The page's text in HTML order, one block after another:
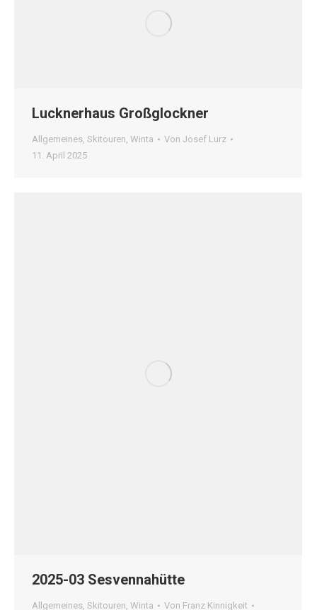
Lucknerhaus Großglockner
Allgemeines, Skitouren, Winta Von Josef Lurz
11. April 2025
2025-03 Sesvennahütte
Allgemeines, Skitouren, Winta Von Franz Kinnigkeit